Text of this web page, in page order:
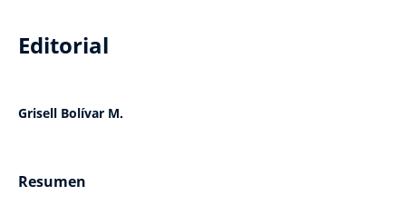
Editorial
Grisell Bolívar M.
Resumen